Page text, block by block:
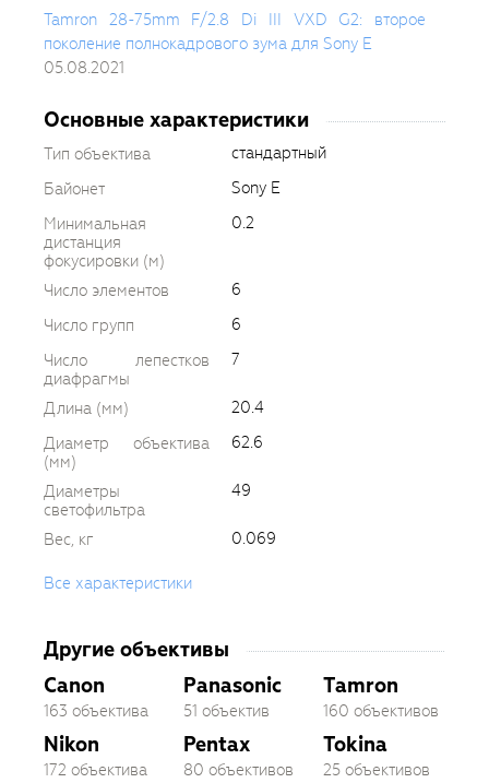
Tamron 28-75mm F/2.8 Di III VXD G2: второе
поколение полнокадрового зума для Sony E
05.08.2021
Основные характеристики
Тип объектива
стандартный
Байонет
Sony E
Минимальная
дистанция
фокусировки (м)
0.2
Число элементов
6
Число групп
6
Число лепестков
диафрагмы
7
Длина (мм)
20.4
Диаметр объектива
(мм)
62.6
Диаметры
светофильтра
49
Вес, кг 0.069
Все характеристики
Другие объективы
Canon
163 объектива
Nikon
172 объектива
Panasonic
51 объектив
Pentax
80 объективов
Tamron
160 объективов
Tokina
25 объективов